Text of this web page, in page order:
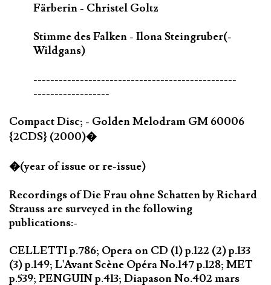
Färberin - Christel Goltz
Stimme des Falken - Ilona Steingruber(-
Wildgans)
------------------------------------------------
------------------
Compact Disc; - Golden Melodram GM 60006
{2CDS} (2000)�
�(year of issue or re-issue)
Recordings of Die Frau ohne Schatten by Richard
Strauss are surveyed in the following
publications:-
CELLETTI p.786; Opera on CD (1) p.122 (2) p.133
(3) p.149; L'Avant Scène Opéra No.147 p.128; MET
p.539; PENGUIN p.413; Diapason No.402 mars